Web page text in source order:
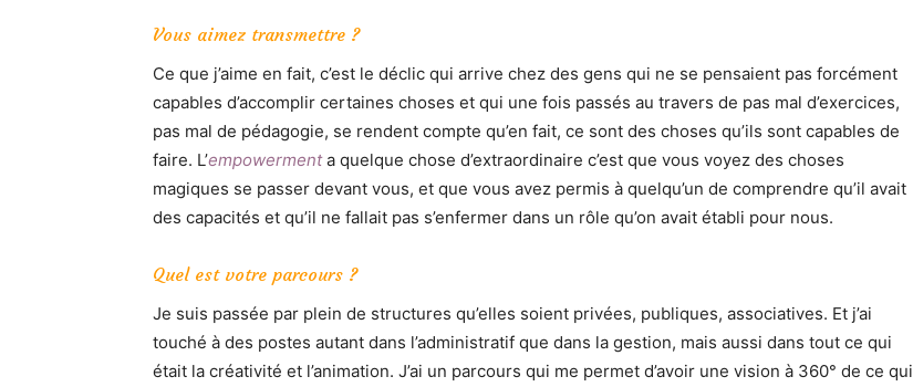
Vous aimez transmettre ?
Ce que j’aime en fait, c’est le déclic qui arrive chez des gens qui ne se pensaient pas forcément
capables d’accomplir certaines choses et qui une fois passés au travers de pas mal d’exercices,
pas mal de pédagogie, se rendent compte qu’en fait, ce sont des choses qu’ils sont capables de
faire. L’empowermenta quelque chose d’extraordinaire c’est que vous voyez des choses
magiques se passer devant vous, et que vous avez permis à quelqu’un de comprendre qu’il avait
des capacités et qu’il ne fallait pas s’enfermer dans un rôle qu’on avait établi pour nous.
Quel est votre parcours ?
Je suis passée par plein de structures qu’elles soient privées, publiques, associatives. Et j’ai
touché à des postes autant dans l’administratif que dans la gestion, mais aussi dans tout ce qui
était la créativité et l’animation. J’ai un parcours qui me permet d’avoir une vision à 360° de ce qui